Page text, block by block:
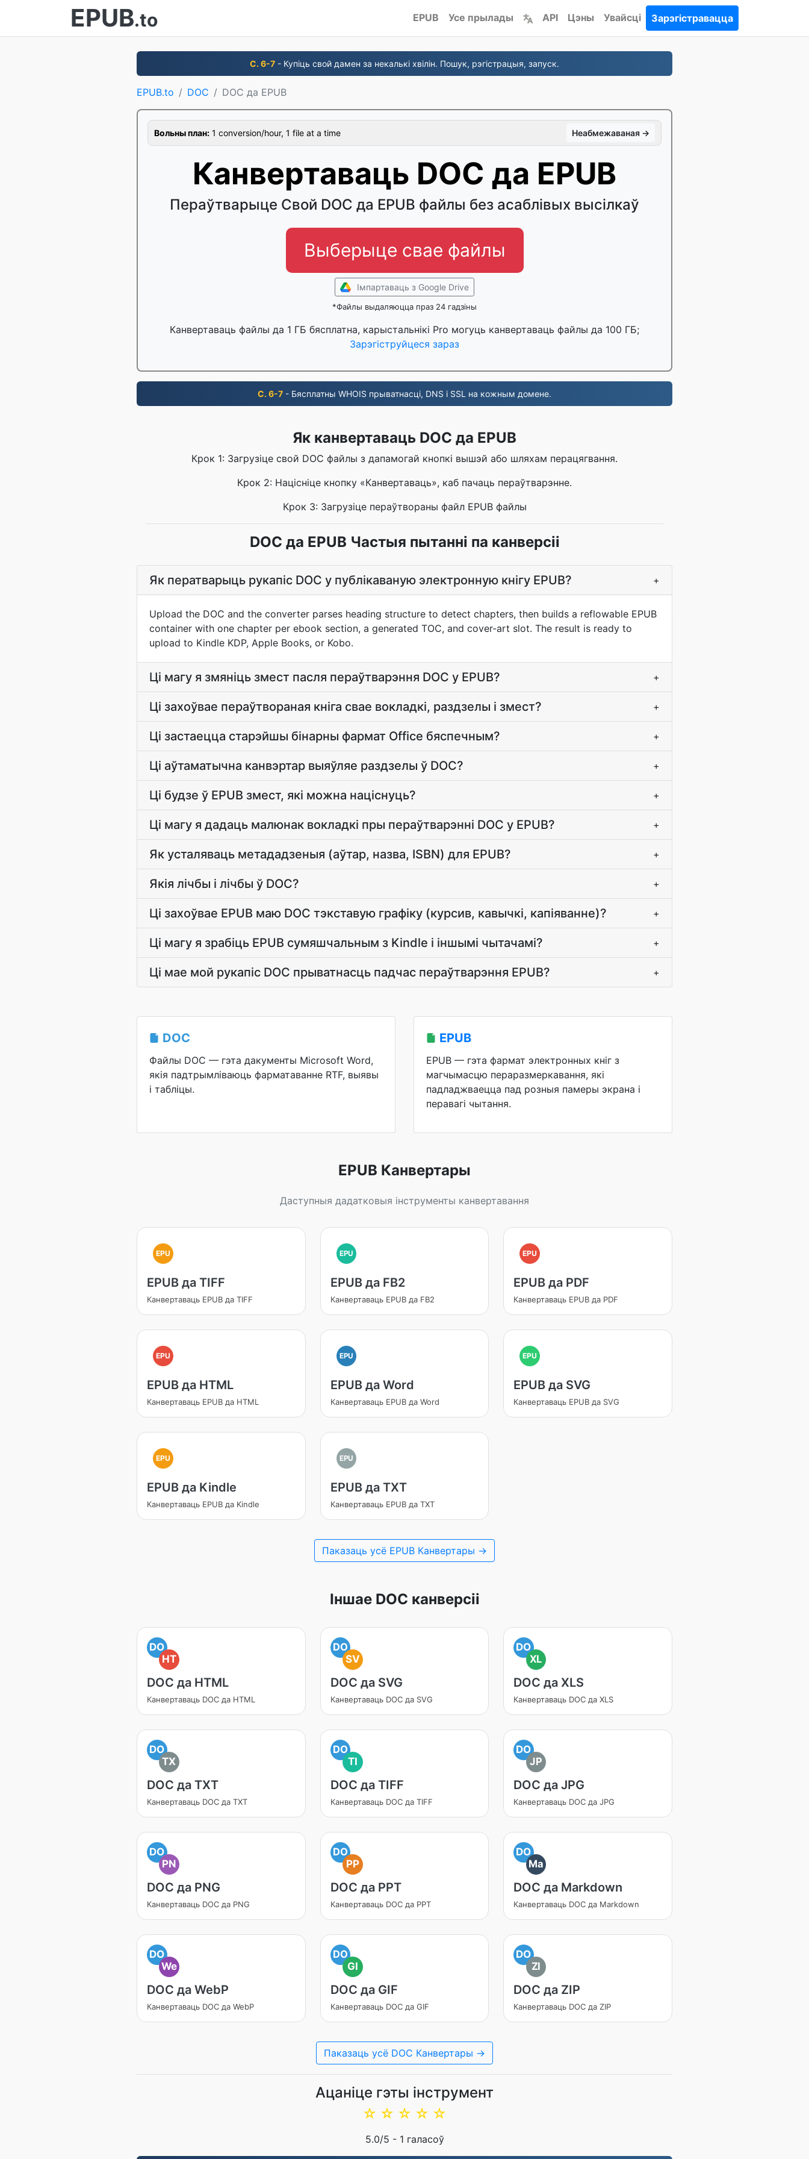
EPUB.to EPUB Усе прылады API Цэны Увайсці Зарэгістравацца
С. 6-7 - Купіць свой дамен за некалькі хвілін. Пошук, рэгістрацыя, запуск.
EPUB.to DOC DOC да EPUB
Вольны план: 1 conversion/hour, 1 file at a time Неабмежаваная →
Канвертаваць DOC да EPUB
Пераўтварыце Свой DOC да EPUB файлы без асаблівых высілкаў
Выберыце свае файлы
Імпартаваць з Google Drive
*Файлы выдаляюцца праз 24 гадзіны
Канвертаваць файлы да 1 ГБ бясплатна, карыстальнікі Pro могуць канвертаваць файлы да 100 ГБ;
Зарэгіструйцеся зараз
С. 6-7 - Бясплатны WHOIS прыватнасці, DNS і SSL на кожным домене.
Як канвертаваць DOC да EPUB
Крок 1: Загрузіце свой DOC файлы з дапамогай кнопкі вышэй або шляхам перацягвання.
Крок 2: Націсніце кнопку «Канвертаваць», каб пачаць пераўтварэнне.
Крок 3: Загрузіце пераўтвораны файл EPUB файлы
DOC да EPUB Частыя пытанні па канверсіі
Як ператварыць рукапіс DOC у публікаваную электронную кнігу EPUB? +
Upload the DOC and the converter parses heading structure to detect chapters, then builds a reflowable EPUB
container with one chapter per ebook section, a generated TOC, and cover-art slot. The result is ready to
upload to Kindle KDP, Apple Books, or Kobo.
Ці магу я змяніць змест пасля пераўтварэння DOC у EPUB? +
Ці захоўвае пераўтвораная кніга свае вокладкі, раздзелы і змест? +
Ці застаецца старэйшы бінарны фармат Office бяспечным? +
Ці аўтаматычна канвэртар выяўляе раздзелы ў DOC? +
Ці будзе ў EPUB змест, які можна націснуць? +
Ці магу я дадаць малюнак вокладкі пры пераўтварэнні DOC у EPUB? +
Як усталяваць метададзеныя (аўтар, назва, ISBN) для EPUB? +
Якія лічбы і лічбы ў DOC? +
Ці захоўвае EPUB маю DOC тэкставую графіку (курсив, кавычкі, капіяванне)? +
Ці магу я зрабіць EPUB сумяшчальным з Kindle і іншымі чытачамі? +
Ці мае мой рукапіс DOC прыватнасць падчас пераўтварэння EPUB? +
DOC
Файлы DOC — гэта дакументы Microsoft Word,
якія падтрымліваюць фарматаванне RTF, выявы
і табліцы.
EPUB
EPUB — гэта фармат электронных кніг з
магчымасцю пераразмеркавання, які
падладжваецца пад розныя памеры экрана і
перавагі чытання.
EPUB Канвертары
Даступныя дадатковыя інструменты канвертавання
EPU
EPUB да TIFF
Канвертаваць EPUB да TIFF
EPU
EPUB да FB2
Канвертаваць EPUB да FB2
EPU
EPUB да PDF
Канвертаваць EPUB да PDF
EPU
EPUB да HTML
Канвертаваць EPUB да HTML
EPU
EPUB да Word
Канвертаваць EPUB да Word
EPU
EPUB да SVG
Канвертаваць EPUB да SVG
EPU
EPUB да Kindle
Канвертаваць EPUB да Kindle
EPU
EPUB да TXT
Канвертаваць EPUB да TXT
Паказаць усё EPUB Канвертары →
Іншае DOC канверсіі
DO
HT
DOC да HTML
Канвертаваць DOC да HTML
DO
SV
DOC да SVG
Канвертаваць DOC да SVG
DO
XL
DOC да XLS
Канвертаваць DOC да XLS
DO
TX
DOC да TXT
Канвертаваць DOC да TXT
DO
TI
DOC да TIFF
Канвертаваць DOC да TIFF
DO
JP
DOC да JPG
Канвертаваць DOC да JPG
DO
PN
DOC да PNG
Канвертаваць DOC да PNG
DO
PP
DOC да PPT
Канвертаваць DOC да PPT
DO
Ma
DOC да Markdown
Канвертаваць DOC да Markdown
DO
We
DOC да WebP
Канвертаваць DOC да WebP
DO
GI
DOC да GIF
Канвертаваць DOC да GIF
DO
ZI
DOC да ZIP
Канвертаваць DOC да ZIP
Паказаць усё DOC Канвертары →
Ацаніце гэты інструмент
☆
☆
☆
☆
☆
5.0/5 - 1 галасоў